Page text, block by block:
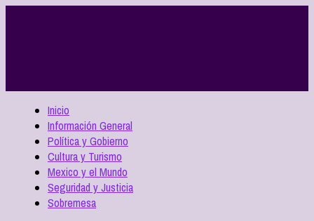
Inicio
Información General
Política y Gobierno
Cultura y Turismo
Mexico y el Mundo
Seguridad y Justicia
Sobremesa